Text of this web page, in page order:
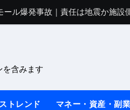
ール爆発事故｜責任は地震か施設
る】本当に痩せる薬はコレ！ #医
で3.5kg痩せた方法 #shots
を含みます
トレンド マネー・資産・副業